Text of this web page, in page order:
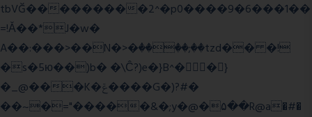
tbVĞ���������2^�p0����9�6���1��
=!Ǎ��*J�w�
A��:���>��N�>�ٝ����;��tzd�� �!
�s�5ю��)b� �\Ĉ?)e�}B^��}
�_@���K�ݝ����G�)?#�
��~�="�����&�;y�@�۵��R@a�#�